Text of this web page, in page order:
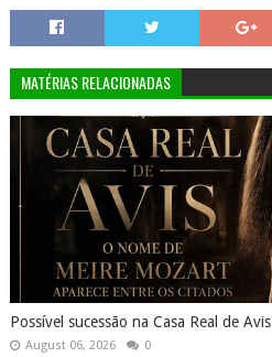
MATÉRIAS RELACIONADAS
Possível sucessão na Casa Real de Avis
August 06, 2026 0